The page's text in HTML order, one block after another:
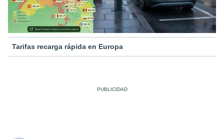
Tarifas recarga rápida en Europa